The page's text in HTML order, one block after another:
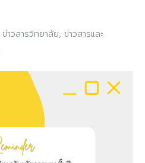
ข่าวสารวิทยาลัย, ข่าวสารและ